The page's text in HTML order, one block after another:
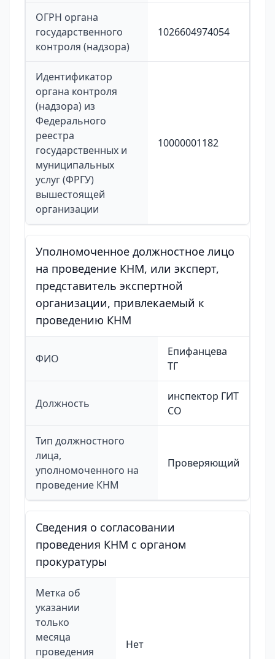
ОГРН органа
государственного
контроля (надзора)
1026604974054
Идентификатор
органа контроля
(надзора) из
Федерального
реестра
государственных и
муниципальных
услуг (ФРГУ)
вышестоящей
организации
10000001182
Уполномоченное должностное лицо
на проведение КНМ, или эксперт,
представитель экспертной
организации, привлекаемый к
проведению КНМ
ФИО
Епифанцева
ТГ
Должность
инспектор ГИТ
СО
Тип должностного
лица,
уполномоченного на
проведение КНМ
Проверяющий
Сведения о согласовании
проведения КНМ с органом
прокуратуры
Метка об
указании
только
месяца
проведения
Нет